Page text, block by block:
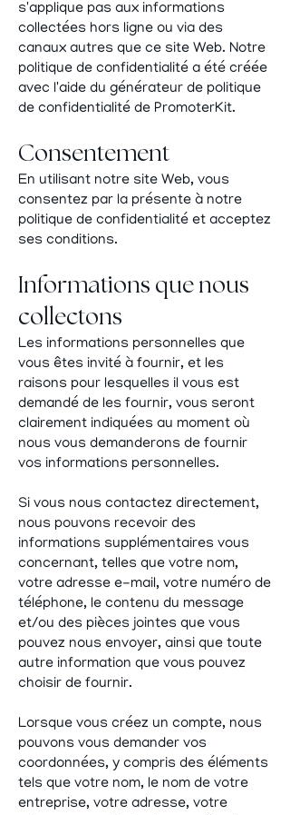
s'applique pas aux informations
collectées hors ligne ou via des
canaux autres que ce site Web. Notre
politique de confidentialité a été créée
avec l'aide du générateur de politique
de confidentialité de PromoterKit.
Consentement
En utilisant notre site Web, vous
consentez par la présente à notre
politique de confidentialité et acceptez
ses conditions.
Informations que nous
collectons
Les informations personnelles que
vous êtes invité à fournir, et les
raisons pour lesquelles il vous est
demandé de les fournir, vous seront
clairement indiquées au moment où
nous vous demanderons de fournir
vos informations personnelles.
Si vous nous contactez directement,
nous pouvons recevoir des
informations supplémentaires vous
concernant, telles que votre nom,
votre adresse e-mail, votre numéro de
téléphone, le contenu du message
et/ou des pièces jointes que vous
pouvez nous envoyer, ainsi que toute
autre information que vous pouvez
choisir de fournir.
Lorsque vous créez un compte, nous
pouvons vous demander vos
coordonnées, y compris des éléments
tels que votre nom, le nom de votre
entreprise, votre adresse, votre